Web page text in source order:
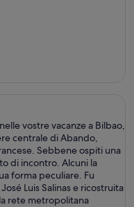
vostre vacanze a Bilbao,
centrale di Abando,
Sebbene ospiti una
di incontro. Alcuni la
forma peculiare. Fu
Luis Salinas e ricostruita
rete metropolitana